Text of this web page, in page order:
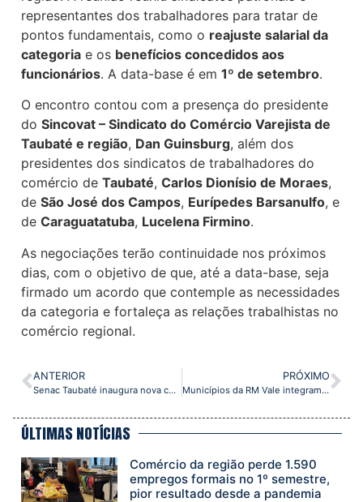
representantes dos trabalhadores para tratar de
pontos fundamentais, como o reajuste salarial da
categoria e os benefícios concedidos aos
funcionários. A data-base é em 1º de setembro.
O encontro contou com a presença do presidente
do Sincovat – Sindicato do Comércio Varejista de
Taubaté e região, Dan Guinsburg, além dos
presidentes dos sindicatos de trabalhadores do
comércio de Taubaté, Carlos Dionísio de Moraes,
de São José dos Campos, Eurípedes Barsanulfo, e
de Caraguatatuba, Lucelena Firmino.
As negociações terão continuidade nos próximos
dias, com o objetivo de que, até a data-base, seja
firmado um acordo que contemple as necessidades
da categoria e fortaleça as relações trabalhistas no
comércio regional.
ANTERIOR
Senac Taubaté inaugura nova cozinha pedagógica com experiência gastronômica para jornalistas
PRÓXIMO
Municípios da RM Vale integram o “Circuito Serra, Fé e Mar”
ÚLTIMAS NOTÍCIAS
Comércio da região perde 1.590
empregos formais no 1º semestre,
pior resultado desde a pandemia